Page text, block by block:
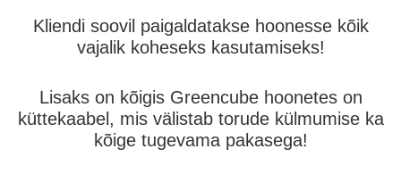
Kliendi soovil paigaldatakse hoonesse kõik
vajalik koheseks kasutamiseks!
Lisaks on kõigis Greencube hoonetes on
küttekaabel, mis välistab torude külmumise ka
kõige tugevama pakasega!